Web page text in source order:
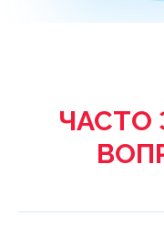
ЧАСТО